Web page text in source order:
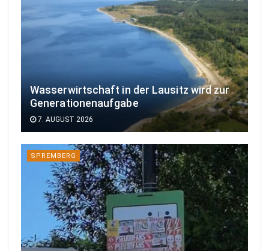
Wasserwirtschaft in der Lausitz wird zur
Generationenaufgabe
7. AUGUST 2026
SPREMBERG